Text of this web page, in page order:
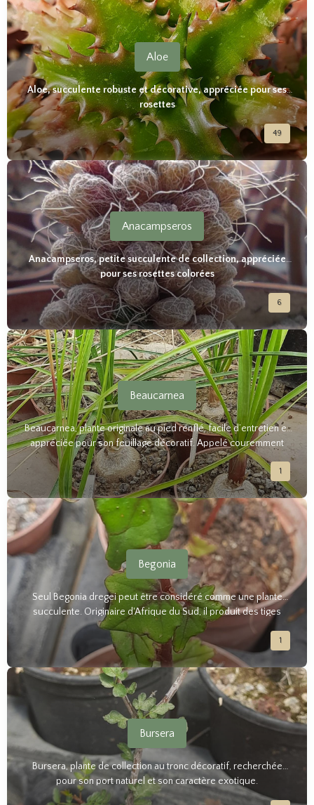
Aloe
Aloe, succulente robuste et décorative, appréciée pour ses
rosettes
49
Anacampseros
Anacampseros, petite succulente de collection, appréciée
pour ses rosettes colorées
6
Beaucarnea
Beaucarnea, plante originale au pied renflé, facile d’entretien et
appréciée pour son feuillage décoratif. Appelé couremment
"Pied d'éléphant".
1
Begonia
Seul Begonia dregei peut être considéré comme une plante
succulente. Originaire d'Afrique du Sud, il produit des tiges
charnues et des feuilles épaisses, qui prennent une belle teinte
rougeâtre en plein soleil. Les fleurs sont de couleur rose vif et
apparaissent en été. Facile à cultiver, elle est idéale pour les
amateurs de plantes rares et peu communes.
1
Bursera
Bursera, plante de collection au tronc décoratif, recherchée
pour son port naturel et son caractère exotique.